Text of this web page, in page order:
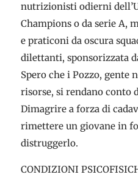
nutrizionisti odierni
Champions o da serie A,
e praticoni da oscura
dilettanti, sponsorizzata
Spero che i Pozzo, gente
risorse, si rendano conto
Dimagrire a forza di
rimettere un giovane in
distruggerlo.
CONDIZIONI